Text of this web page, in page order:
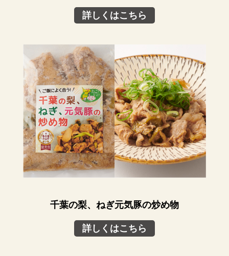
詳しくはこちら
千葉の梨、ねぎ元気豚の炒め物
詳しくはこちら